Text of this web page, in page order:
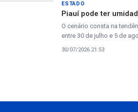
ESTADO
Piauí pode ter
O cenário consta na
entre 30 de julho e 5 de
30/07/2026 21:53